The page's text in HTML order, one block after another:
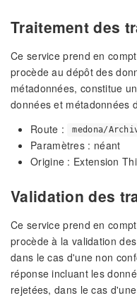
Traitement des
Ce service prend en
procède au dépôt des
métadonnées, constitue
données et métadonnées
Route :
medona/
Paramètres : néant
Origine : Extension
Validation des
Ce service prend en
procède à la validation
dans le cas d'une non
réponse incluant les
rejetées, dans le cas